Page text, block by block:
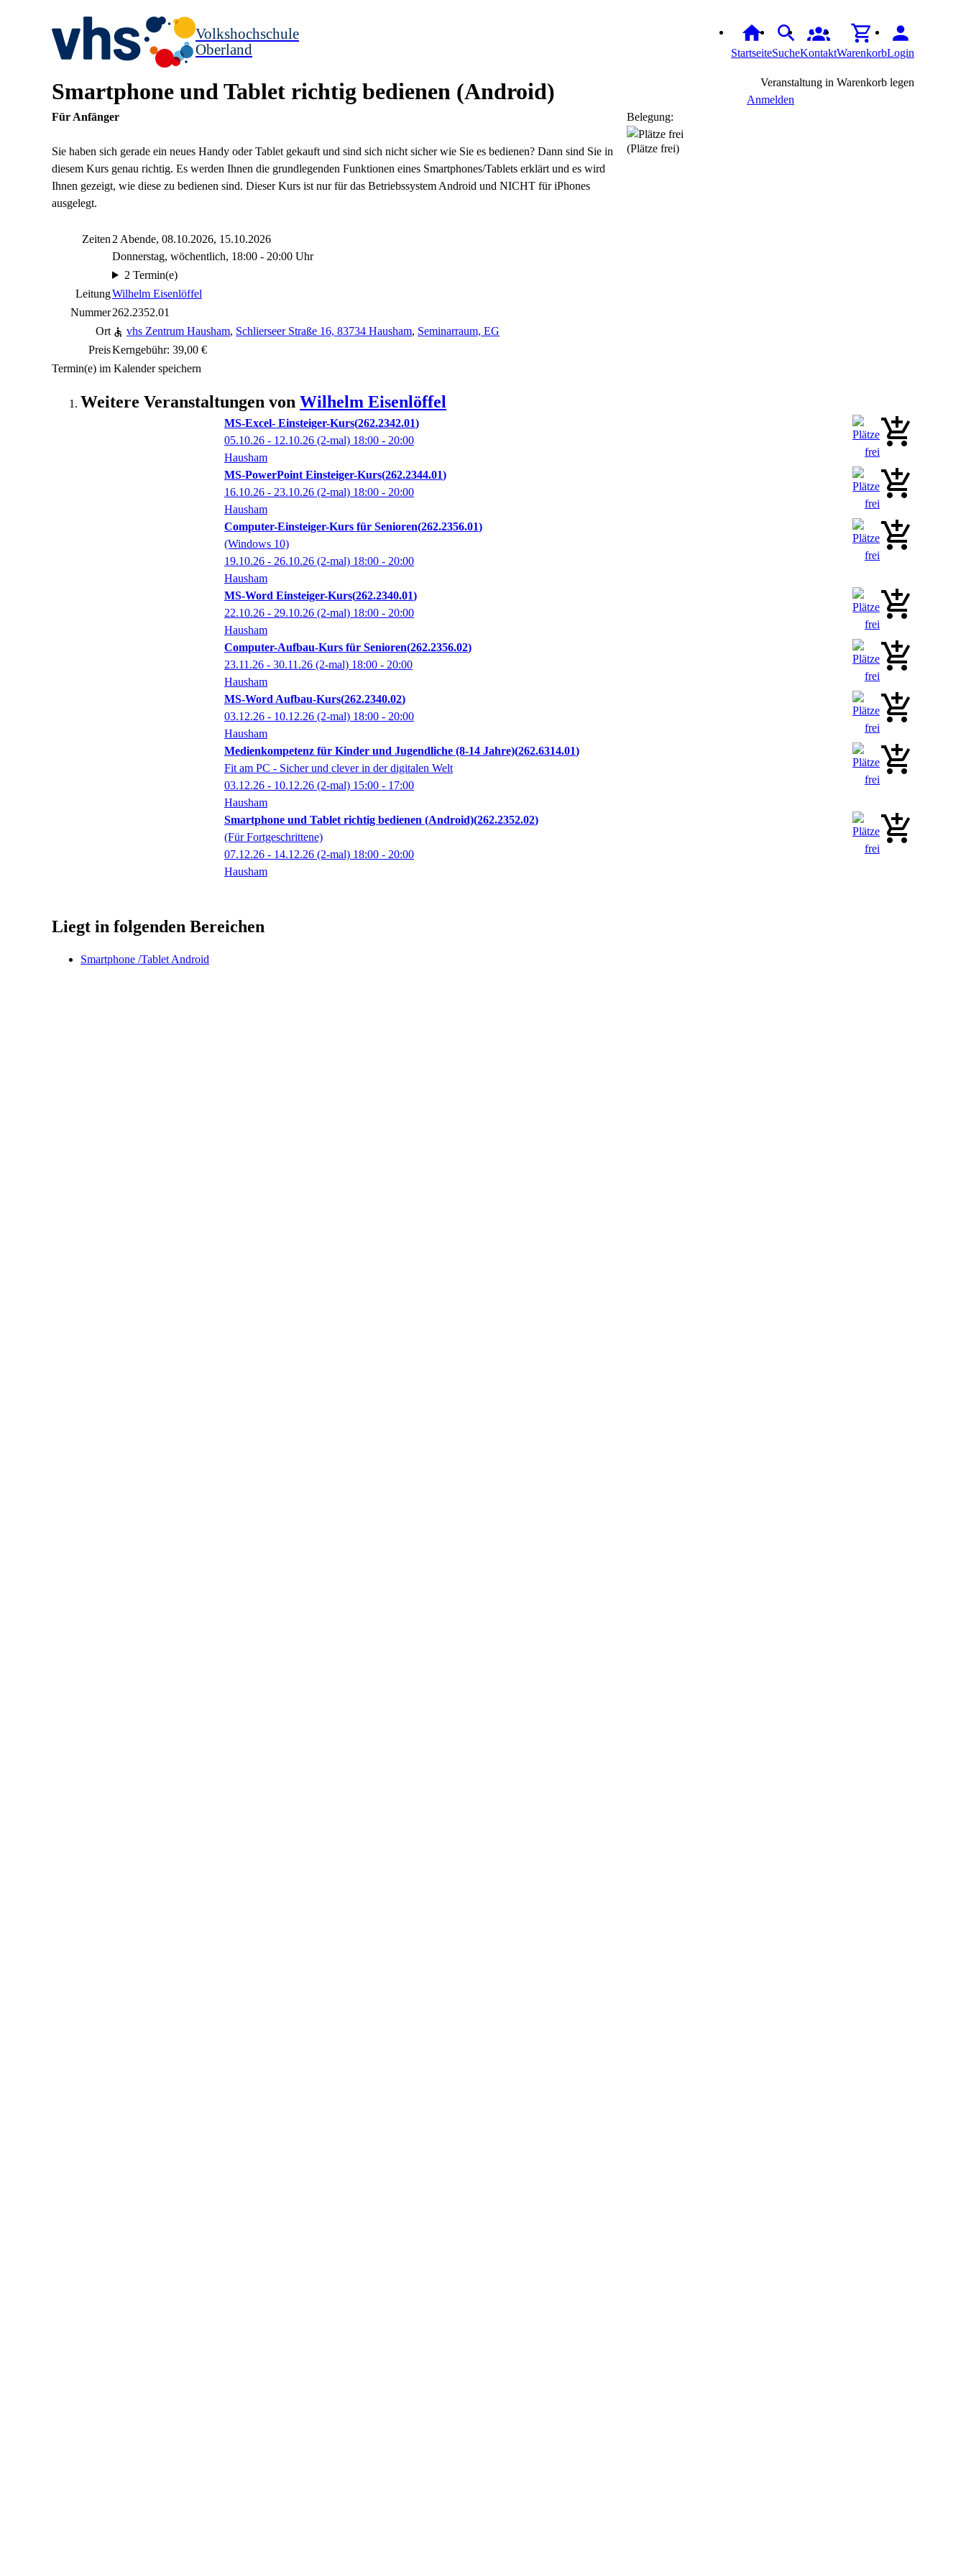
Volkshochschule
Oberland
StartseiteSucheKontaktWarenkorbLogin
Smartphone und Tablet richtig bedienen (Android)
Für Anfänger
Sie haben sich gerade ein neues Handy oder Tablet gekauft und sind sich nicht sicher wie Sie es bedienen? Dann sind Sie in
diesem Kurs genau richtig. Es werden Ihnen die grundlegenden Funktionen eines Smartphones/Tablets erklärt und es wird
Ihnen gezeigt, wie diese zu bedienen sind. Dieser Kurs ist nur für das Betriebssystem Android und NICHT für iPhones
ausgelegt.
Zeiten 2 Abende, 08.10.2026, 15.10.2026
Donnerstag, wöchentlich, 18:00 - 20:00 Uhr
2 Termin(e)
LeitungWilhelm Eisenlöffel
Nummer262.2352.01
Ort
vhs Zentrum Hausham, Schlierseer Straße 16, 83734 Hausham, Seminarraum, EG
PreisKerngebühr: 39,00 €
Veranstaltung in Warenkorb legen
Anmelden
Belegung:
(Plätze frei)
Termin(e) im Kalender speichern
Weitere Veranstaltungen von Wilhelm Eisenlöffel
MS-Excel- Einsteiger-Kurs 262.2342.01
05.10.26 - 12.10.26 (2-mal) 18:00 - 20:00
Hausham
MS-PowerPoint Einsteiger-Kurs 262.2344.01
16.10.26 - 23.10.26 (2-mal) 18:00 - 20:00
Hausham
Computer-Einsteiger-Kurs für Senioren 262.2356.01
(Windows 10)
19.10.26 - 26.10.26 (2-mal) 18:00 - 20:00
Hausham
MS-Word Einsteiger-Kurs 262.2340.01
22.10.26 - 29.10.26 (2-mal) 18:00 - 20:00
Hausham
Computer-Aufbau-Kurs für Senioren 262.2356.02
23.11.26 - 30.11.26 (2-mal) 18:00 - 20:00
Hausham
MS-Word Aufbau-Kurs 262.2340.02
03.12.26 - 10.12.26 (2-mal) 18:00 - 20:00
Hausham
Medienkompetenz für Kinder und Jugendliche (8-14 Jahre) 262.6314.01
Fit am PC - Sicher und clever in der digitalen Welt
03.12.26 - 10.12.26 (2-mal) 15:00 - 17:00
Hausham
Smartphone und Tablet richtig bedienen (Android) 262.2352.02
(Für Fortgeschrittene)
07.12.26 - 14.12.26 (2-mal) 18:00 - 20:00
Hausham
Liegt in folgenden Bereichen
Smartphone /Tablet Android